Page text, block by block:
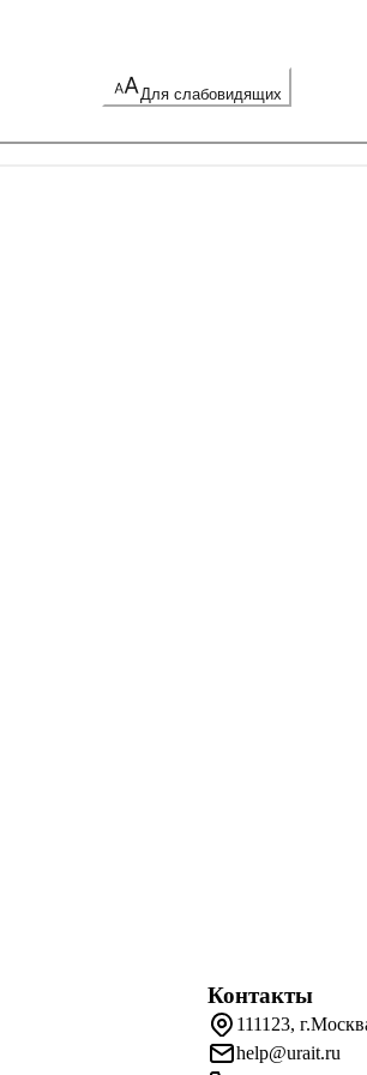
Для слабовидящих
Контакты
111123,
help@urait.ru